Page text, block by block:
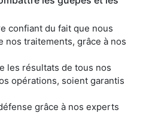
confiant du fait que nous
nos traitements, grâce à nos
les résultats de tous nos
opérations, soient garantis
grâce à nos experts